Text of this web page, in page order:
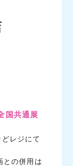
国共通展
レジにて
の併用は